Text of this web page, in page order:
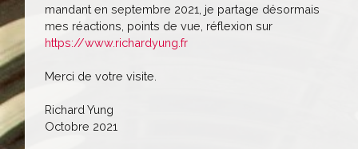
mandant en septembre 2021, je partage désormais
mes réactions, points de vue, réflexion sur
https://www.richardyung.fr
Merci de votre visite.
Richard Yung
Octobre 2021